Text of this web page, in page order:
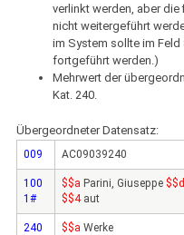
verlinkt werden, aber die
nicht weitergeführt
im System sollte im
fortgeführt werden.)
Mehrwert der
Kat. 240.
Übergeordneter Datensatz:
009 AC09039240
100
1#
$$a Parini, Giuseppe $$d
$$4aut
240
$$a Werke